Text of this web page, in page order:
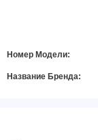
Номер Модели:
Название Бренда: